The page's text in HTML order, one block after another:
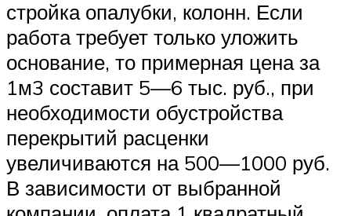
стройка опалубки, колонн. Если
работа требует только уложить
основание, то примерная цена за
1м3 составит 5—6 тыс. руб., при
необходимости обустройства
перекрытий расценки
увеличиваются на 500—1000 руб.
В зависимости от выбранной